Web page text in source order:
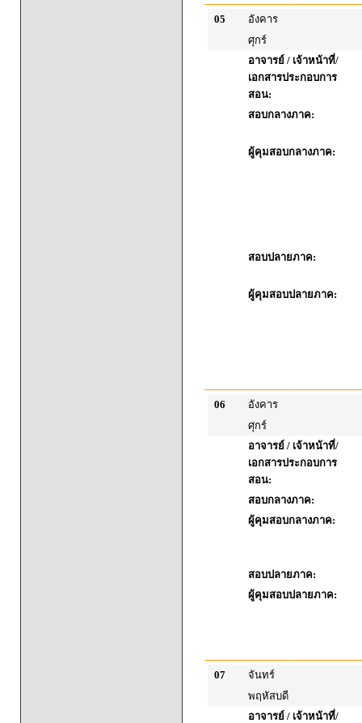
05
อังคาร
ศุกร์
อาจารย์ / เจ้าหน้าที่/
เอกสารประกอบการ
สอน:
สอบกลางภาค:
ผู้คุมสอบกลางภาค:
สอบปลายภาค:
ผู้คุมสอบปลายภาค:
06
อังคาร
ศุกร์
อาจารย์ / เจ้าหน้าที่/
เอกสารประกอบการ
สอน:
สอบกลางภาค:
ผู้คุมสอบกลางภาค:
สอบปลายภาค:
ผู้คุมสอบปลายภาค:
07
จันทร์
พฤหัสบดี
อาจารย์ / เจ้าหน้าที่/